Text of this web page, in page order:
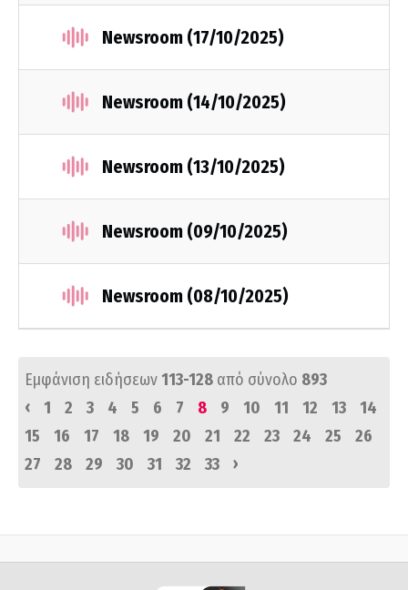
Newsroom (17/10/2025)
Newsroom (14/10/2025)
Newsroom (13/10/2025)
Newsroom (09/10/2025)
Newsroom (08/10/2025)
Εμφάνιση ειδήσεων113-128 από σύνολο 893
‹
1 2 3 4 5 6 7 8 9 10 11 12 13
14
15
16 17 18 19 20 21 22 23 24 25
26
27
28 29 30 31 32 33 ›